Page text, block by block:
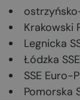
Krakowski
Legnicka
Łódzka SSE
SSE Euro-
Pomorska